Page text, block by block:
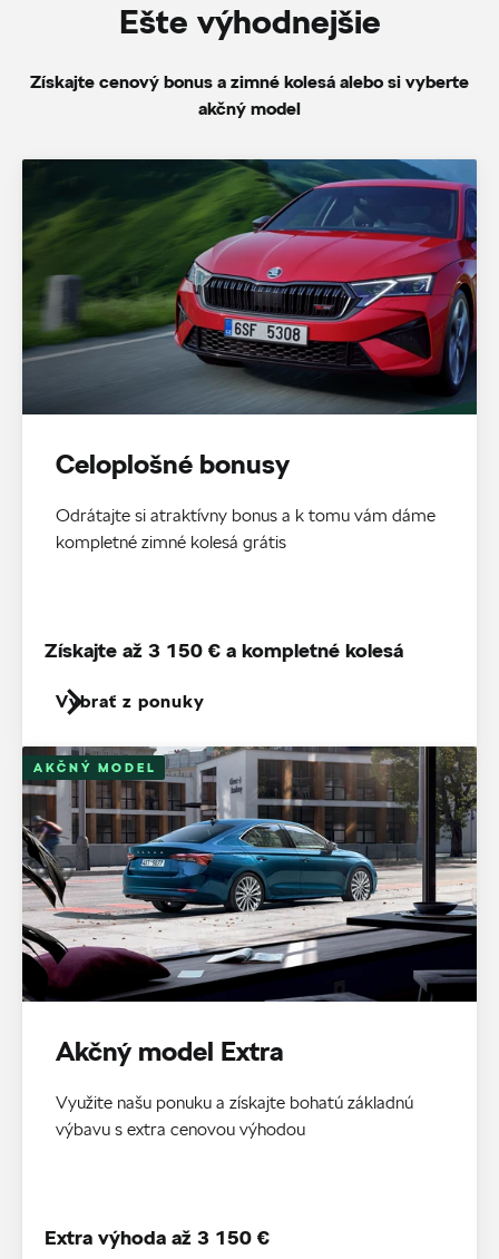
Ešte výhodnejšie
Získajte cenový bonus a zimné kolesá alebo si vyberte
akčný model
Celoplošné bonusy
Odrátajte si atraktívny bonus a k tomu vám dáme
kompletné zimné kolesá grátis
Vybrať z ponuky
Získajte až 3 150 € a kompletné kolesá
AKČNÝ MODEL
Akčný model Extra
Využite našu ponuku a získajte bohatú základnú
výbavu s extra cenovou výhodou
Extra výhoda až 3 150 €